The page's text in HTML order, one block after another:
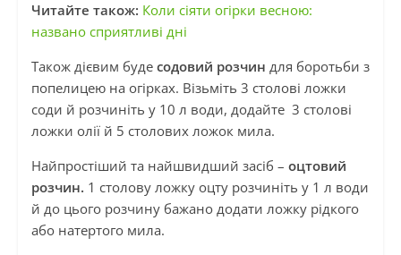
Читайте також: Коли сіяти огірки весною:
названо сприятливі дні
Також дієвим буде содовий розчин для боротьби з
попелицею на огірках. Візьміть 3 столові ложки
соди й розчиніть у 10 л води, додайте 3 столові
ложки олії й 5 столових ложок мила.
Найпростіший та найшвидший засіб – оцтовий
розчин. 1 столову ложку оцту розчиніть у 1 л води
й до цього розчину бажано додати ложку рідкого
або натертого мила.